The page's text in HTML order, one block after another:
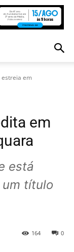
estreia em
em
está
título
0
164